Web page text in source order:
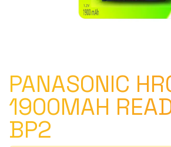
PANASONIC
1900MAH
BP2